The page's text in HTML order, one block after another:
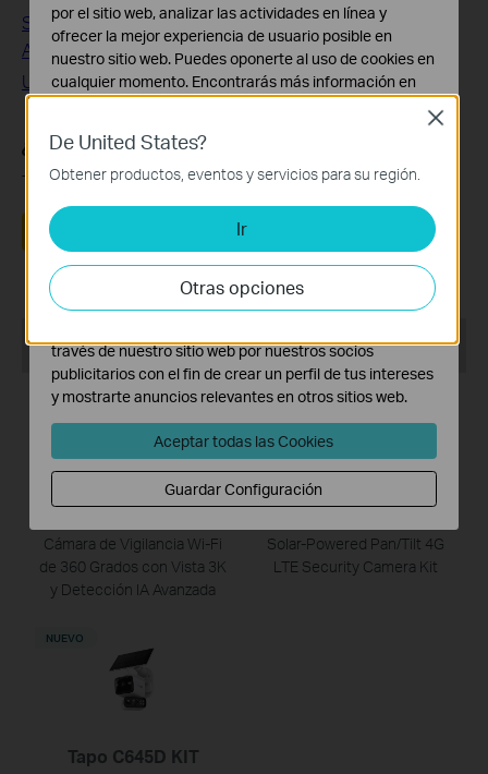
Start a Whole-New Home Experience with Tapo Smart
Actions
Use Siri to Control Your Tapo Smart Devices
¿Es útil este artículo?
Tus comentarios nos ayudan a mejorar esta web.
Productos recomendados
Cámara de Vigilancia Wi-Fi
de 360 Grados con Vista 3K
y Detección IA Avanzada
TOP VENTAS
Solar-Powered Pan/Tilt 4G
LTE Security Camera Kit
NUEVO
Tapo C645D KIT
NUEVO
De United States?
Obtener productos, eventos y servicios para su región.
Ir
Otras opciones
Close
por el sitio web, analizar las actividades en línea y
ofrecer la mejor experiencia de usuario posible en
nuestro sitio web. Puedes oponerte al uso de cookies en
cualquier momento. Encontrarás más información en
Cookies Básicas
Estas cookies son necesarias para el funcionamiento
del sitio web y no pueden desactivarse en tu sistema.
Cookies de Análisis y de Marketing
Las cookies de análisis nos permiten analizar tus
actividades en nuestro sitio web con el fin de mejorar y
adaptar la funcionalidad del mismo.
través de nuestro sitio web por nuestros socios
publicitarios con el fin de crear un perfil de tus intereses
y mostrarte anuncios relevantes en otros sitios web.
Aceptar todas las Cookies
Guardar Configuración